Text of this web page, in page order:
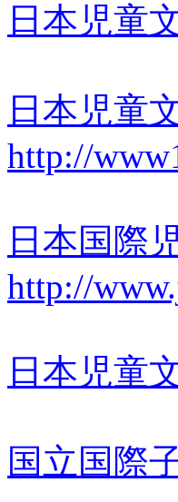
日本児童
日本児童
http://
日本国際
http://
日本児童
国立国際